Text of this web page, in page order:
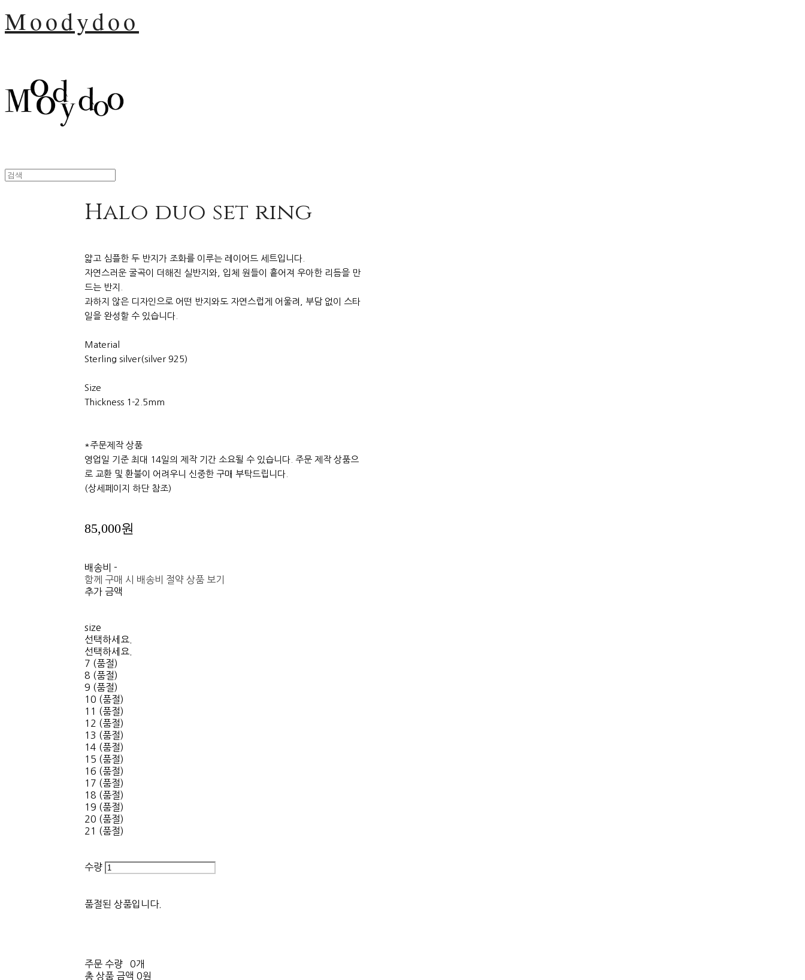
Moodydoo
Halo duo set ring
​​얇고 심플한 두 반지가 조화를 이루는 레이어드 세트입니다.
자연스러운 굴곡이 더해진 실반지와, 입체 원들이 흩어져 우아한 리듬을 만
드는 반지.
과하지 않은 디자인으로 어떤 반지와도 자연스럽게 어울려, 부담 없이 스타
일을 완성할 수 있습니다.
Material
Sterling silver(silver 925)
Size
Thickness 1-2.5mm
*주문제작 상품
영업일 기준 최대 14일의 제작 기간 소요될 수 있습니다. 주문 제작 상품으
로 교환 및 환불이 어려우니 신중한 구매 부탁드립니다.
(상세페이지 하단 참조)
85,000원
배송비 -
함께 구매 시 배송비 절약 상품 보기
추가 금액
size
선택하세요.
선택하세요.
7 (품절)
8 (품절)
9 (품절)
10 (품절)
11 (품절)
12 (품절)
13 (품절)
14 (품절)
15 (품절)
16 (품절)
17 (품절)
18 (품절)
19 (품절)
20 (품절)
21 (품절)
수량
품절된 상품입니다.
주문 수량
0개
총 상품 금액 0원